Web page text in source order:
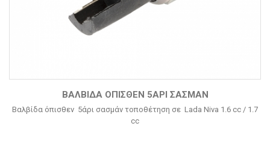
ΒΑΛΒΊΔΑ ΌΠΙΣΘΕΝ 5ΆΡΙ ΣΑΣΜΆΝ
Βαλβίδα όπισθεν 5άρι σασμάν τοποθέτηση σε Lada Niva 1.6 cc / 1.7
cc